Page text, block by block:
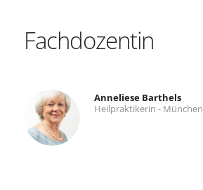
Fachdozentin
Anneliese Barthels
Heilpraktikerin - München